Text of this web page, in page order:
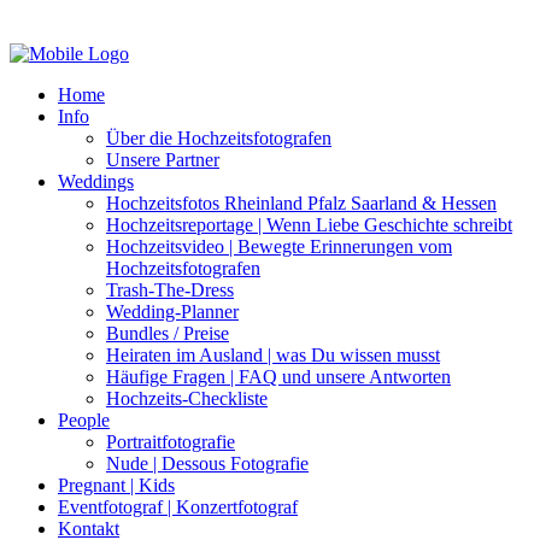
Home
Info
Über die Hochzeitsfotografen
Unsere Partner
Weddings
Hochzeitsfotos Rheinland Pfalz Saarland & Hessen
Hochzeitsreportage | Wenn Liebe Geschichte schreibt
Hochzeitsvideo | Bewegte Erinnerungen vom
Hochzeitsfotografen
Trash-The-Dress
Wedding-Planner
Bundles / Preise
Heiraten im Ausland | was Du wissen musst
Häufige Fragen | FAQ und unsere Antworten
Hochzeits-Checkliste
People
Portraitfotografie
Nude | Dessous Fotografie
Pregnant | Kids
Eventfotograf | Konzertfotograf
Kontakt